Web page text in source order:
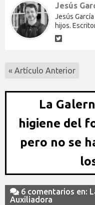
Jesús
Jesús
hijos.
« Artículo Anterior
La
higiene del
pero no se
6 comentarios en:
Auxiliadora